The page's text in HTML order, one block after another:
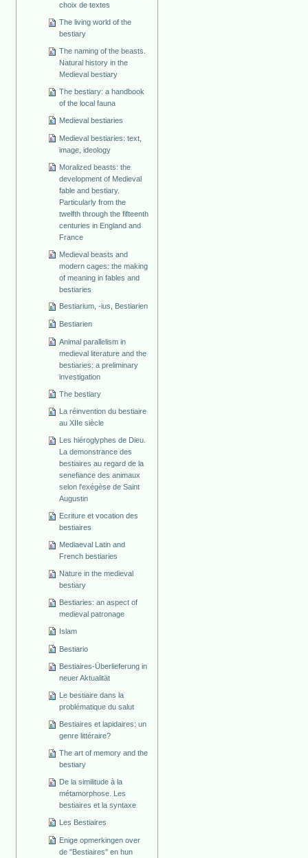
choix de textes
The living world of the
bestiary
The naming of the beasts.
Natural history in the
Medieval bestiary
The bestiary: a handbook
of the local fauna
Medieval bestiaries
Medieval bestiaries: text,
image, ideology
Moralized beasts: the
development of Medieval
fable and bestiary.
Particularly from the
twelfth through the fifteenth
centuries in England and
France
Medieval beasts and
modern cages: the making
of meaning in fables and
bestiaries
Bestiarium, -ius, Bestiarien
Bestiarien
Animal parallelism in
medieval literature and the
bestiaries: a preliminary
investigation
The bestiary
La réinvention du bestiaire
au XIIe siècle
Les hiéroglyphes de Dieu.
La demonstrance des
bestiaires au regard de la
senefiance des animaux
selon l'exégèse de Saint
Augustin
Ecriture et vocation des
bestiaires
Mediaeval Latin and
French bestiaries
Nature in the medieval
bestiary
Bestiaries: an aspect of
medieval patronage
Islam
Bestiario
Bestiaires-Überlieferung in
neuer Aktualität
Le bestiaire dans la
problématique du salut
Bestiaires et lapidaires: un
genre littéraire?
The art of memory and the
bestiary
De la similitude à la
métamorphose. Les
bestiaires et la syntaxe
Les Bestiaires
Enige opmerkingen over
de "Bestiaires" en hun